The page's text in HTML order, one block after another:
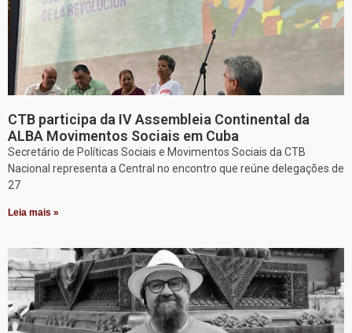
CTB participa da IV Assembleia Continental da
ALBA Movimentos Sociais em Cuba
Secretário de Políticas Sociais e Movimentos Sociais da CTB
Nacional representa a Central no encontro que reúne delegações de
27
Leia mais »